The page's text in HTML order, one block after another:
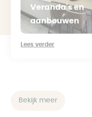
Veranda's en
aanbouwen
Lees verder
Bekijk meer